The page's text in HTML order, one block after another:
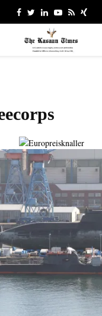
Facebook
TwitterLinkedinYoutube
RssXing